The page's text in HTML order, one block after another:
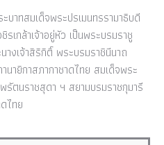
บาทสมเด็จพระปรเมนทรรามาธิบดี
กล้าเจ้าอยู่หัว เป็นพระบรมราชู
งเจ้าสิริกิติ์ พระบรมราชินีนาถ
ายิกาสภากาชาดไทย สมเด็จพระ
รัตนราชสุดา ฯ สยามบรมราชกุมารี
ไทย